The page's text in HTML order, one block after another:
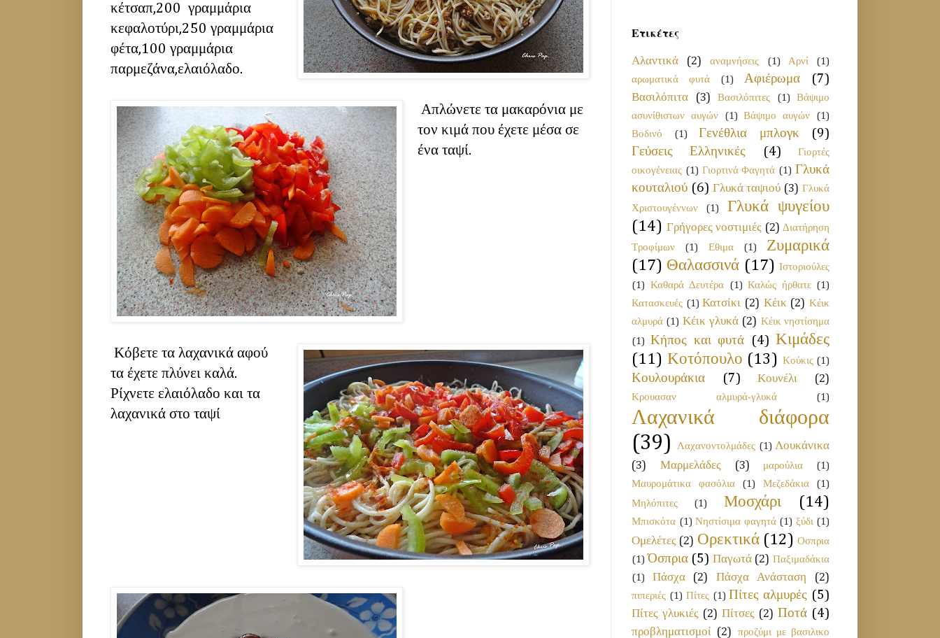
κέτσαπ,200 γραμμάρια
κεφαλοτύρι,250 γραμμάρια
φέτα,100 γραμμάρια
παρμεζάνα,ελαιόλαδο.
Απλώνετε τα μακαρόνια με
τον κιμά που έχετε μέσα σε
ένα ταψί.
Κόβετε τα λαχανικά αφού
τα έχετε πλύνει καλά.
Ρίχνετε ελαιόλαδο και τα
λαχανικά στο ταψί
Ετικέτες
Αλαντικά (2) αναμνήσεις (1) Αρνί
(1)
αρωματικά φυτά
(1) Αφιέρωμα (7)
Βασιλόπιτα (3) Βασιλόπιτες (1)
Βάψιμο
ασυνίθιστων αυγών
(1) Βάψιμο αυγών
(1)
Βοδινό
(1) Γενέθλια μπλογκ
(9)
Γεύσεις Ελληνικές
(4)
Γιορτές
οικογένειας (1) Γιορτινά Φαγητά (1) Γλυκά
κουταλιού (6) Γλυκά ταψιού (3) Γλυκά
Χριστουγέννων
(1)
Γλυκά ψυγείου
(14) Γρήγορες νοστιμιές (2) Διατήρηση
Τροφίμων
(1) Εθιμα (1)
Ζυμαρικά
(17) Θαλασσινά (17) Ιστοριούλες
(1) Καθαρά Δευτέρα (1) Καλώς ήρθατε (1)
Κατασκευές (1) Κατσίκι (2) Κέικ (2) Κέικ
αλμυρά (1) Κέικ γλυκά (2) Κέικ νηστίσημα
(1)
Κήπος και φυτά (4) Κιμάδες
(11) Κοτόπουλο (13) Κούκις (1)
Κουλουράκια (7) Κουνέλι (2)
Κρουασαν αλμυρά-γλυκά (1)
Λαχανικά διάφορα
(39)
Λαχανοντολμάδες (1) Λουκάνικα
(3)
Μαρμελάδες (3) μαρούλια
(1)
Μαυρομάτικα φασόλια
(1) Μεζεδάκια
(1)
Μηλόπιτες
(1) Μοσχάρι (14)
Μπισκότα (1) Νηστίσιμα φαγητά (1) ξύδι (1)
Ομελέτες (2) Ορεκτικά (12) Οσπρια
(1) Όσπρια (5) Παγωτά (2) Παξιμαδάκια
(1)
Πάσχα (2) Πάσχα Ανάσταση (2)
πιπεριές (1) Πίτες (1) Πίτες αλμυρές (5)
Πίτες γλυκιές (2) Πίτσες (2) Ποτά (4)
προβληματισμοί (2)
προζύμι με βασιλικο